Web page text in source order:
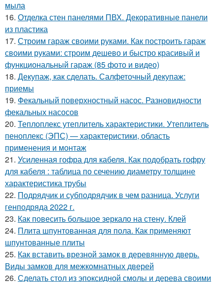
мыла
16. Отделка стен панелями ПВХ. Декоративные панели
из пластика
17. Строим гараж своими руками. Как построить гараж
своими руками: строим дешево и быстро красивый и
функциональный гараж (85 фото и видео)
18. Декупаж, как сделать. Салфеточный декупаж:
приемы
19. Фекальный поверхностный насос. Разновидности
фекальных насосов
20. Теплоплекс утеплитель характеристики. Утеплитель
пеноплекс (ЭПС) — характеристики, область
применения и монтаж
21. Усиленная гофра для кабеля. Как подобрать гофру
для кабеля : таблица по сечению диаметру толщине
характеристика трубы
22. Подрядчик и субподрядчик в чем разница. Услуги
генподряда 2022 г.
23. Как повесить большое зеркало на стену. Клей
24. Плита шпунтованная для пола. Как применяют
шпунтованные плиты
25. Как вставить врезной замок в деревянную дверь.
Виды замков для межкомнатных дверей
26. Сделать стол из эпоксидной смолы и дерева своими